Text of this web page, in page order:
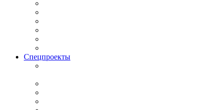
Спецпроекты